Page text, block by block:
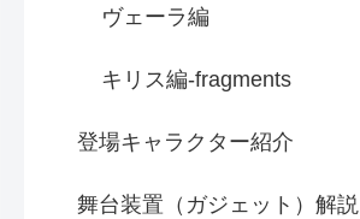
ヴェーラ編
キリス編-fragments
登場キャラクター紹介
舞台装置（ガジェット）解説